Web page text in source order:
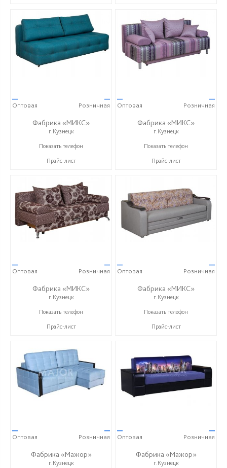
—
Оптовая
—
Розничная
Фабрика «МИКС»
г.Кузнецк
+7 (937) 423-36-37
Показать телефон
Прайс-лист
—
Оптовая
—
Розничная
Фабрика «МИКС»
г.Кузнецк
+7 (937) 423-36-37
Показать телефон
Прайс-лист
—
Оптовая
—
Розничная
Фабрика «МИКС»
г.Кузнецк
+7 (937) 423-36-37
Показать телефон
Прайс-лист
—
Оптовая
—
Розничная
Фабрика «МИКС»
г.Кузнецк
+7 (937) 423-36-37
Показать телефон
Прайс-лист
—
Оптовая
—
Розничная
Фабрика «Мажор»
г.Кузнецк
—
Оптовая
—
Розничная
Фабрика «Мажор»
г.Кузнецк